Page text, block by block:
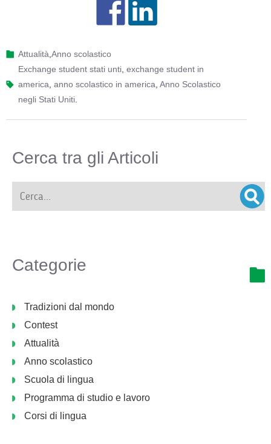
Attualità Anno scolastico
exchange student stati unti exchange student in
america anno scolastico in america Anno Scolastico
negli Stati Uniti
Cerca tra gli Articoli
Categorie
Tradizioni dal mondo
Contest
Attualità
Anno scolastico
Scuola di lingua
Programma di studio e lavoro
Corsi di lingua